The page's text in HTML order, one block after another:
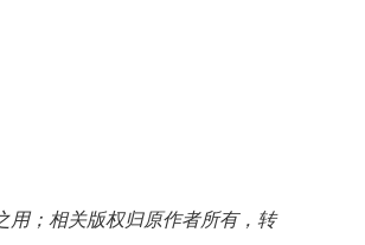
用；相关版权归原作者所有，转